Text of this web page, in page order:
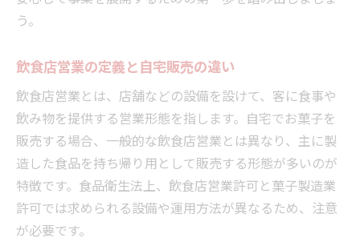
飲食店無許可営業のリスクと罰則の実態
食品衛生法違反と飲食販売の重大性
飲食の信用失墜を防ぐ許可取得の重要性
安心して飲食を始めるための設備基準ポイント
飲食店営業許可に必要な設備基準の要点
飲食販売で求められる設備要件を整理
簡易な飲食店営業施設基準のチェック方法
飲食事業で失敗しない設備整備のコツ
う。
飲食店営業の定義と自宅販売の違い
飲食店営業とは、店舗などの設備を設けて、客に食事や
飲み物を提供する営業形態を指します。自宅でお菓子を
販売する場合、一般的な飲食店営業とは異なり、主に製
造した食品を持ち帰り用として販売する形態が多いのが
特徴です。食品衛生法上、飲食店営業許可と菓子製造業
許可では求められる設備や運用方法が異なるため、注意
が必要です。